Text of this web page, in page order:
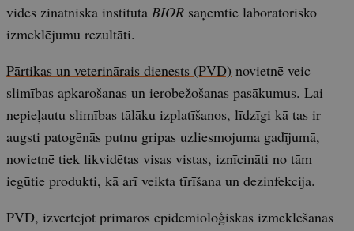
vides zinātniskā institūta BIOR saņemtie laboratorisko
izmeklējumu rezultāti.
Pārtikas un veterinārais dienests (PVD) novietnē veic
slimības apkarošanas un ierobežošanas pasākumus. Lai
nepieļautu slimības tālāku izplatīšanos, līdzīgi kā tas ir
augsti patogēnās putnu gripas uzliesmojuma gadījumā,
novietnē tiek likvidētas visas vistas, iznīcināti no tām
iegūtie produkti, kā arī veikta tīrīšana un dezinfekcija.
PVD, izvērtējot primāros epidemioloģiskās izmeklēšanas